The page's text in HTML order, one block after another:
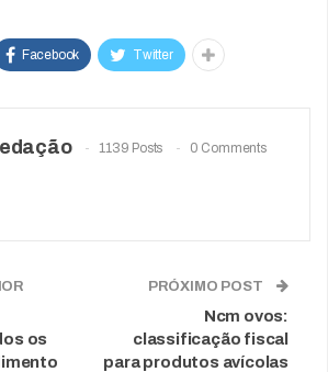
Facebook Twitter
1139 Posts 0 Comments
os
PRÓXIMO POST
Ncm ovos:
classificação fiscal
para produtos avícolas